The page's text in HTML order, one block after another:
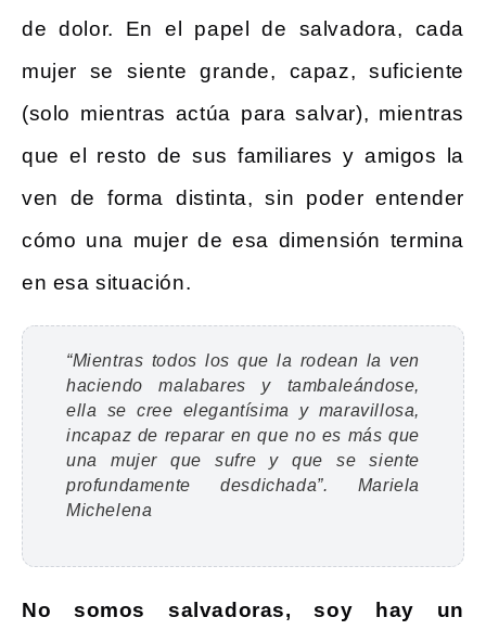
de dolor. En el papel de salvadora, cada
mujer se siente grande, capaz, suficiente
(solo mientras actúa para salvar), mientras
que el resto de sus familiares y amigos la
ven de forma distinta, sin poder entender
cómo una mujer de esa dimensión termina
en esa situación.
“Mientras todos los que la rodean la ven
haciendo malabares y tambaleándose,
ella se cree elegantísima y maravillosa,
incapaz de reparar en que no es más que
una mujer que sufre y que se siente
profundamente desdichada”. Mariela
Michelena
No somos salvadoras, soy hay un